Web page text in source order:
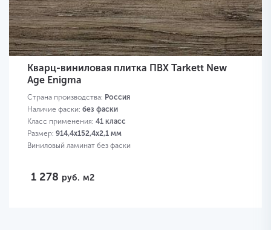
Кварц-виниловая плитка ПВХ Tarkett New
Age Enigma
Страна производства: Россия
Наличие фаски: без фаски
Класс применения: 41 класс
Размер: 914,4х152,4х2,1 мм
Виниловый ламинат без фаски
1 278 руб. м2